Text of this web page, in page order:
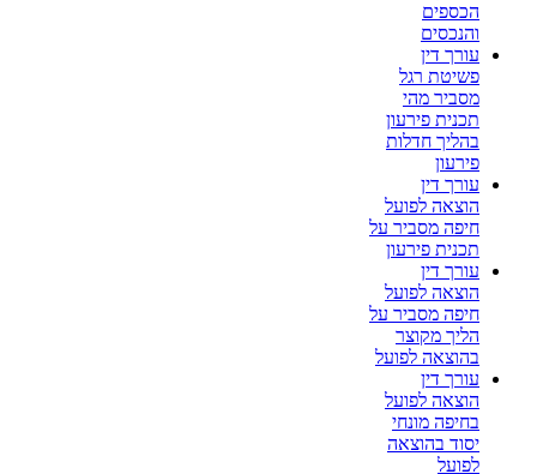
הכספים
והנכסים
עורך דין
פשיטת רגל
מסביר מהי
תכנית פירעון
בהליך חדלות
פירעון
עורך דין
הוצאה לפועל
חיפה מסביר על
תכנית פירעון
עורך דין
הוצאה לפועל
חיפה מסביר על
הליך מקוצר
בהוצאה לפועל
עורך דין
הוצאה לפועל
בחיפה מונחי
יסוד בהוצאה
לפועל